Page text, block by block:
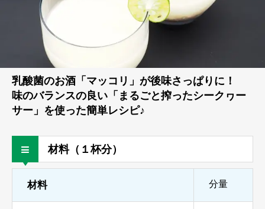
乳酸菌のお酒「マッコリ」が後味さっぱりに！
味のバランスの良い「まるごと搾ったシークヮー
サー」を使った簡単レシピ♪
材料（１杯分）
材料 分量